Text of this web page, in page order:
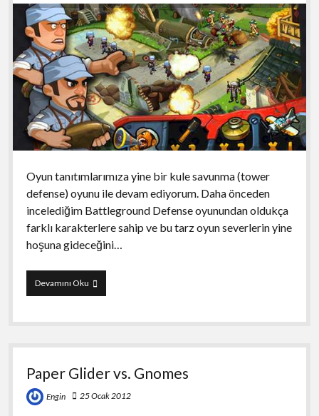
Oyun tanıtımlarımıza yine bir kule savunma (tower
defense) oyunu ile devam ediyorum. Daha önceden
incelediğim Battleground Defense oyunundan oldukça
farklı karakterlere sahip ve bu tarz oyun severlerin yine
hoşuna gideceğini…
Devamını OkuDevils
at
Gate:
Resistance
Paper Glider vs. Gnomes
Engin 25 Ocak 2012